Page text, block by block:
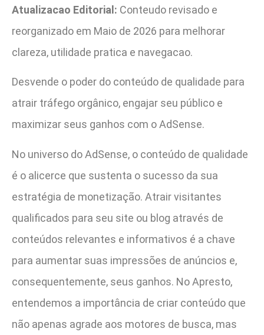
Atualizacao Editorial: Conteudo revisado e
reorganizado em Maio de 2026 para melhorar
clareza, utilidade pratica e navegacao.
Desvende o poder do conteúdo de qualidade para
atrair tráfego orgânico, engajar seu público e
maximizar seus ganhos com o AdSense.
No universo do AdSense, o conteúdo de qualidade
é o alicerce que sustenta o sucesso da sua
estratégia de monetização. Atrair visitantes
qualificados para seu site ou blog através de
conteúdos relevantes e informativos é a chave
para aumentar suas impressões de anúncios e,
consequentemente, seus ganhos. No Apresto,
entendemos a importância de criar conteúdo que
não apenas agrade aos motores de busca, mas